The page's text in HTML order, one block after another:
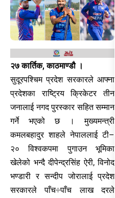
२७ कार्तिक, काठमाण्डौ ।
सुदूरपश्चिम प्रदेश सरकारले आफ्ना
प्रदेशका राष्ट्रिय क्रिकेटर तीन
जनालाई नगद पुरस्कार सहित सम्मान
गर्ने भएको छ । मुख्यमन्त्री
कमलबहादुर शाहले नेपाललाई टी–
२० विश्वकपमा पुगाउन भूमिका
खेलेको भन्दै दीपेन्द्रसिंह ऐरी, विनोद
भण्डारी र सन्दीप जोरालाई प्रदेश
सरकारले पाँच÷पाँच लाख दरले